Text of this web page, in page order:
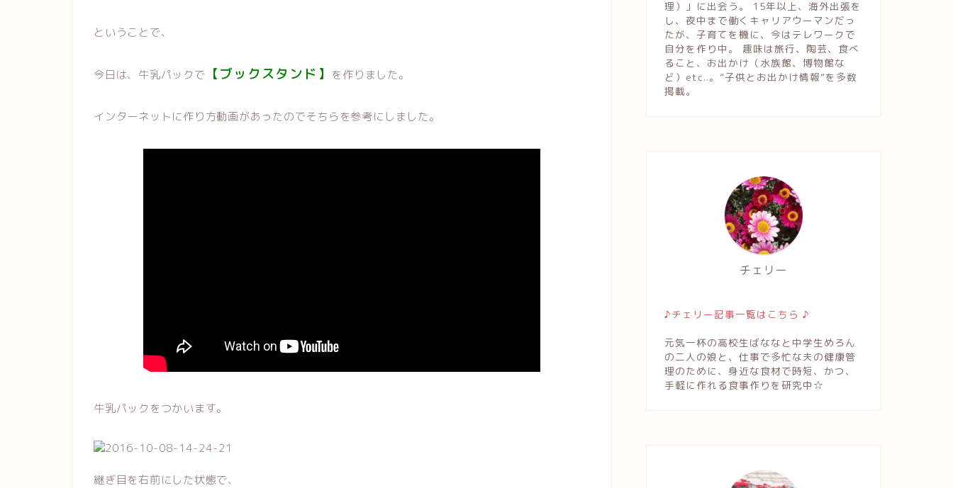
ということで、
今日は、牛乳パックで 【ブックスタンド】 を作りました。
インターネットに作り方動画があったのでそちらを参考にしました。
牛乳パックをつかいます。
継ぎ目を右前にした状態で、
理）」に出会う。 15年以上、海外出張を
し、夜中まで働くキャリアウーマンだっ
たが、子育てを機に、今はテレワークで
自分を作り中。 趣味は旅行、陶芸、食べ
ること、お出かけ（水族館、博物館な
ど）etc..。”子供とお出かけ情報”を多数
掲載。
チェリー
♪チェリー記事一覧はこちら ♪
元気一杯の高校生ばななと中学生めろん
の二人の娘と、仕事で多忙な夫の健康管
理のために、身近な食材で時短、かつ、
手軽に作れる食事作りを研究中☆